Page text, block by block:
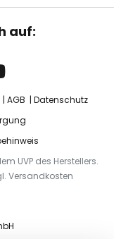
auf:
AGB
Datenschutz
UVP des Herstellers.
Versandkosten